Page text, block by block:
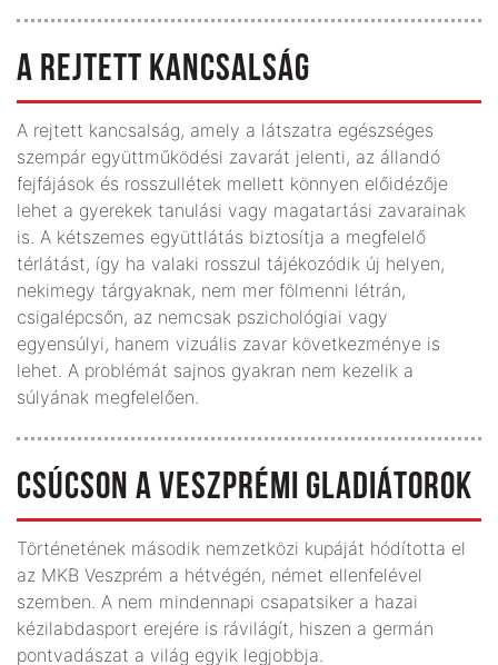
A REJTETT KANCSALSÁG
A rejtett kancsalság, amely a látszatra egészséges
szempár együttműködési zavarát jelenti, az állandó
fejfájások és rosszullétek mellett könnyen előidézője
lehet a gyerekek tanulási vagy magatartási zavarainak
is. A kétszemes együttlátás biztosítja a megfelelő
térlátást, így ha valaki rosszul tájékozódik új helyen,
nekimegy tárgyaknak, nem mer fölmenni létrán,
csigalépcsőn, az nemcsak pszichológiai vagy
egyensúlyi, hanem vizuális zavar következménye is
lehet. A problémát sajnos gyakran nem kezelik a
súlyának megfelelően.
CSÚCSON A VESZPRÉMI GLADIÁTOROK
Történetének második nemzetközi kupáját hódította el
az MKB Veszprém a hétvégén, német ellenfelével
szemben. A nem mindennapi csapatsiker a hazai
kézilabdasport erejére is rávilágít, hiszen a germán
pontvadászat a világ egyik legjobbja.